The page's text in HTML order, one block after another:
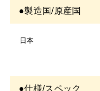
●保管について
開閉し、ペン先がキャ
下さい。
＜ご使用について＞
・お肌に異常があるとき
を中止し、専門医にご相
●製造国/原産国
日本
●仕様/スペック